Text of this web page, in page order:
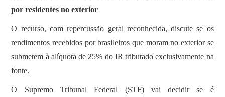
por residentes no exterior
O recurso, com repercussão geral reconhecida, discute se os
rendimentos recebidos por brasileiros que moram no exterior se
submetem à alíquota de 25% do IR tributado exclusivamente na
fonte.
O Supremo Tribunal Federal (STF) vai decidir se é